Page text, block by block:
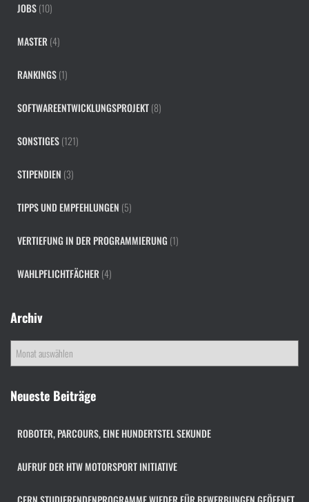
JOBS(10)
MASTER(4)
RANKINGS(1)
SOFTWAREENTWICKLUNGSPROJEKT(8)
SONSTIGES(121)
STIPENDIEN (3)
TIPPS UND EMPFEHLUNGEN (5)
VERTIEFUNG IN DER PROGRAMMIERUNG (1)
WAHLPFLICHTFÄCHER(4)
Archiv
r
h
Neueste Beiträge
ROBOTER, PARCOURS, EINE HUNDERTSTEL SEKUNDE
AUFRUF DER HTW MOTORSPORT INITIATIVE